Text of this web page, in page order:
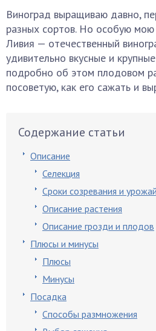
Виноград выращиваю давно,
разных сортов. Но особую мою
Ливия — отечественный
удивительно вкусные и
подробно об этом плодовом
посоветую, как его сажать и
Содержание статьи
Описание
Селекция
Сроки созревания и
Описание растения
Описание грозди и плодов
Плюсы и минусы
Плюсы
Минусы
Посадка
Способы размножения